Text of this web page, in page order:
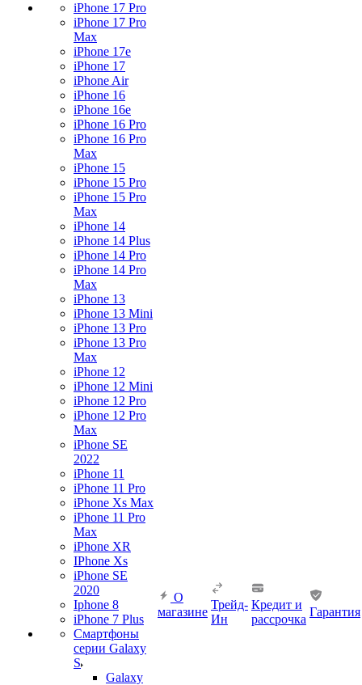
iPhone 17 Pro
iPhone 17 Pro
Max
iPhone 17e
iPhone 17
iPhone Air
iPhone 16
iPhone 16e
iPhone 16 Pro
iPhone 16 Pro
Max
iPhone 15
iPhone 15 Pro
iPhone 15 Pro
Max
iPhone 14
iPhone 14 Plus
iPhone 14 Pro
iPhone 14 Pro
Max
iPhone 13
iPhone 13 Mini
iPhone 13 Pro
iPhone 13 Pro
Max
iPhone 12
iPhone 12 Mini
iPhone 12 Pro
iPhone 12 Pro
Max
iPhone SE
2022
iPhone 11
iPhone 11 Pro
iPhone Xs Max
iPhone 11 Pro
Max
iPhone XR
IPhone Xs
iPhone SE
2020
Iphone 8
iPhone 7 Plus
Смартфоны
серии Galaxy
S
Galaxy
О
магазине
Трейд-
Ин
Кредит и
рассрочка
Гарантия